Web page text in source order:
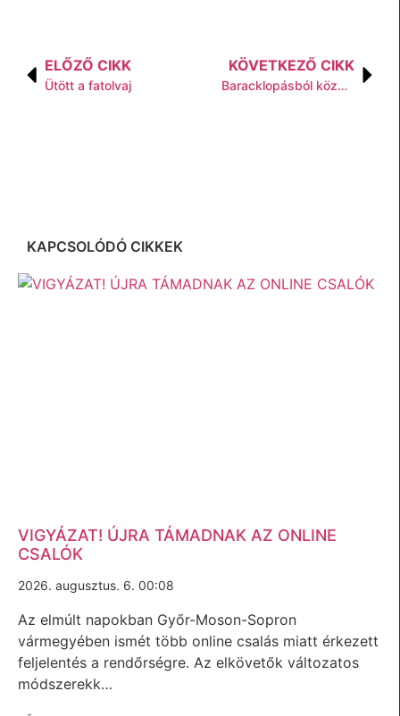
ELŐZŐ CIKK
Ütött a fatolvaj
KÖVETKEZŐ CIKK
Baracklopásból közmunka…
KAPCSOLÓDÓ CIKKEK
VIGYÁZAT! ÚJRA TÁMADNAK AZ ONLINE
CSALÓK
2026. augusztus. 6. 00:08
Az elmúlt napokban Győr-Moson-Sopron
vármegyében ismét több online csalás miatt érkezett
feljelentés a rendőrségre. Az elkövetők változatos
módszerekk…